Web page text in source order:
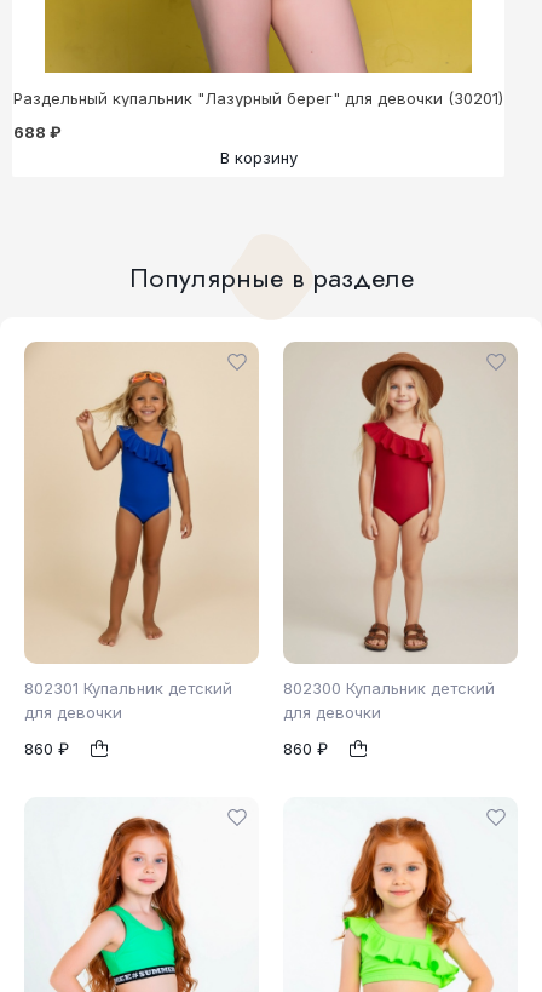
Раздельный купальник "Лазурный берег" для девочки (30201)
688 ₽
В корзину
Популярные в разделе
802301 Купальник детский
для девочки
860 ₽
104 110
802300 Купальник детский
для девочки
860 ₽
98 104